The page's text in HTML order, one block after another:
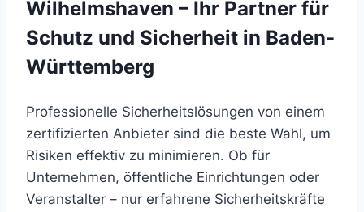
Wilhelmshaven – Ihr Partner für
Schutz und Sicherheit in Baden-
Württemberg
Professionelle Sicherheitslösungen von einem
zertifizierten Anbieter sind die beste Wahl, um
Risiken effektiv zu minimieren. Ob für
Unternehmen, öffentliche Einrichtungen oder
Veranstalter – nur erfahrene Sicherheitskräfte